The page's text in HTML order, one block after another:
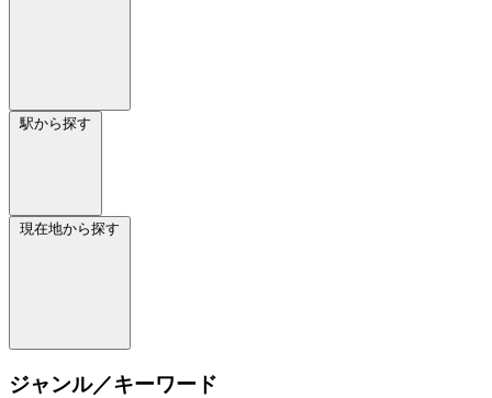
駅から探す
現在地から探す
ジャンル／キーワード